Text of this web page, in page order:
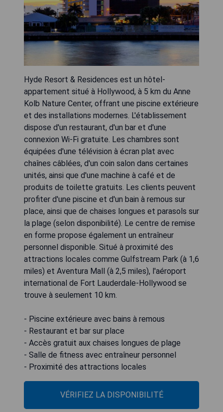
Hyde Resort & Residences est un hôtel-
appartement situé à Hollywood, à 5 km du Anne
Kolb Nature Center, offrant une piscine extérieure
et des installations modernes. L'établissement
dispose d'un restaurant, d'un bar et d'une
connexion Wi-Fi gratuite. Les chambres sont
équipées d'une télévision à écran plat avec
chaînes câblées, d'un coin salon dans certaines
unités, ainsi que d'une machine à café et de
produits de toilette gratuits. Les clients peuvent
profiter d'une piscine et d'un bain à remous sur
place, ainsi que de chaises longues et parasols sur
la plage (selon disponibilité). Le centre de remise
en forme propose également un entraîneur
personnel disponible. Situé à proximité des
attractions locales comme Gulfstream Park (à 1,6
miles) et Aventura Mall (à 2,5 miles), l'aéroport
international de Fort Lauderdale-Hollywood se
trouve à seulement 10 km.
- Piscine extérieure avec bains à remous
- Restaurant et bar sur place
- Accès gratuit aux chaises longues de plage
- Salle de fitness avec entraîneur personnel
- Proximité des attractions locales
VÉRIFIEZ LA DISPONIBILITÉ